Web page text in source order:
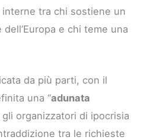
tra chi sostiene un
e chi teme una
da più parti, con il
una “adunata
gli organizzatori di ipocrisia
tra le richieste